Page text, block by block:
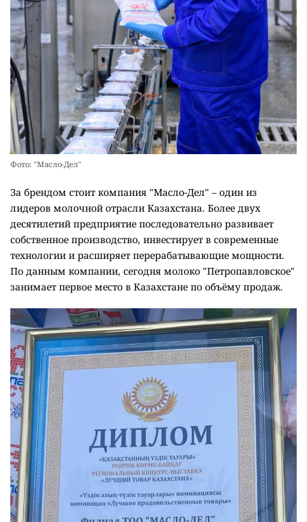
Фото: "Масло-Дел"
За брендом стоит компания "Масло-Дел" – один из
лидеров молочной отрасли Казахстана. Более двух
десятилетий предприятие последовательно развивает
собственное производство, инвестирует в современные
технологии и расширяет перерабатывающие мощности.
По данным компании, сегодня молоко "Петропавловское"
занимает первое место в Казахстане по объёму продаж.